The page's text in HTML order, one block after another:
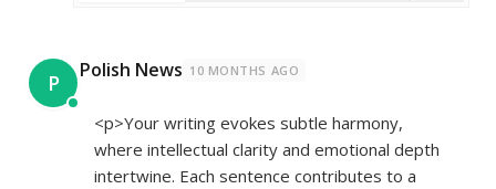
P Polish News 10 MONTHS AGO
<p>Your writing evokes subtle harmony,
where intellectual clarity and emotional depth
intertwine. Each sentence contributes to a